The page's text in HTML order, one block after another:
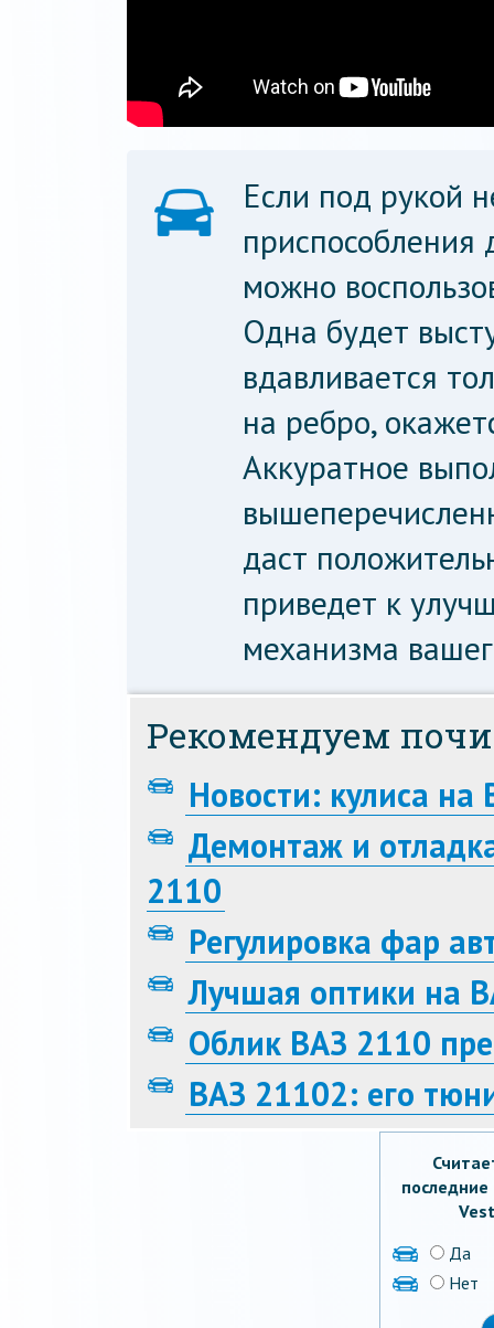
Если под рукой
приспособления
можно
Одна будет
вдавливается
на ребро,
Аккуратное
даст
приведет к
механизма
Рекомендуем
Новости: кулиса на
Демонтаж и
2110
Регулировка фар
Лучшая оптики на
Облик ВАЗ 2110
ВАЗ 21102: его
Да
Нет